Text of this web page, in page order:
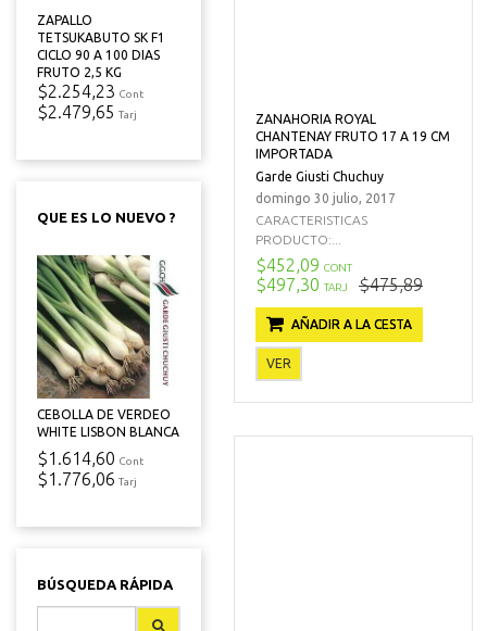
ZAPALLO
TETSUKABUTO SK F1
CICLO 90 A 100 DIAS
FRUTO 2,5 KG
$2.254,23 Cont
$2.479,65 Tarj
QUE ES LO NUEVO ?
CEBOLLA DE VERDEO
WHITE LISBON BLANCA
$1.614,60 Cont
$1.776,06 Tarj
BÚSQUEDA RÁPIDA
ZANAHORIA ROYAL
CHANTENAY FRUTO 17 A 19 CM
IMPORTADA
Garde Giusti Chuchuy
domingo 30 julio, 2017
CARACTERISTICAS
PRODUCTO:...
$452,09 CONT
$497,30 TARJ $475,89
AÑADIR A LA CESTA
VER